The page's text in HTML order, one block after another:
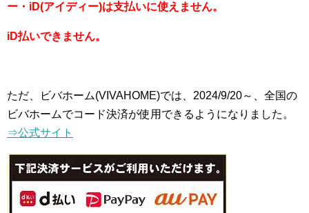
ー・iD(アイディー)は支払いに使えません。
iD払いできません。
ただ、ビバホーム(VIVAHOME)では、2024/9/20～、全国の
ビバホームでコード決済が使用できるようになりました。
⇒公式サイト